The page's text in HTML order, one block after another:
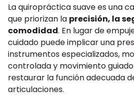
La quiropráctica suave es una
que priorizan la precisión, la
comodidad. En lugar de
cuidado puede implicar una
instrumentos especializados,
controlada y movimiento
restaurar la función adecuada
articulaciones.